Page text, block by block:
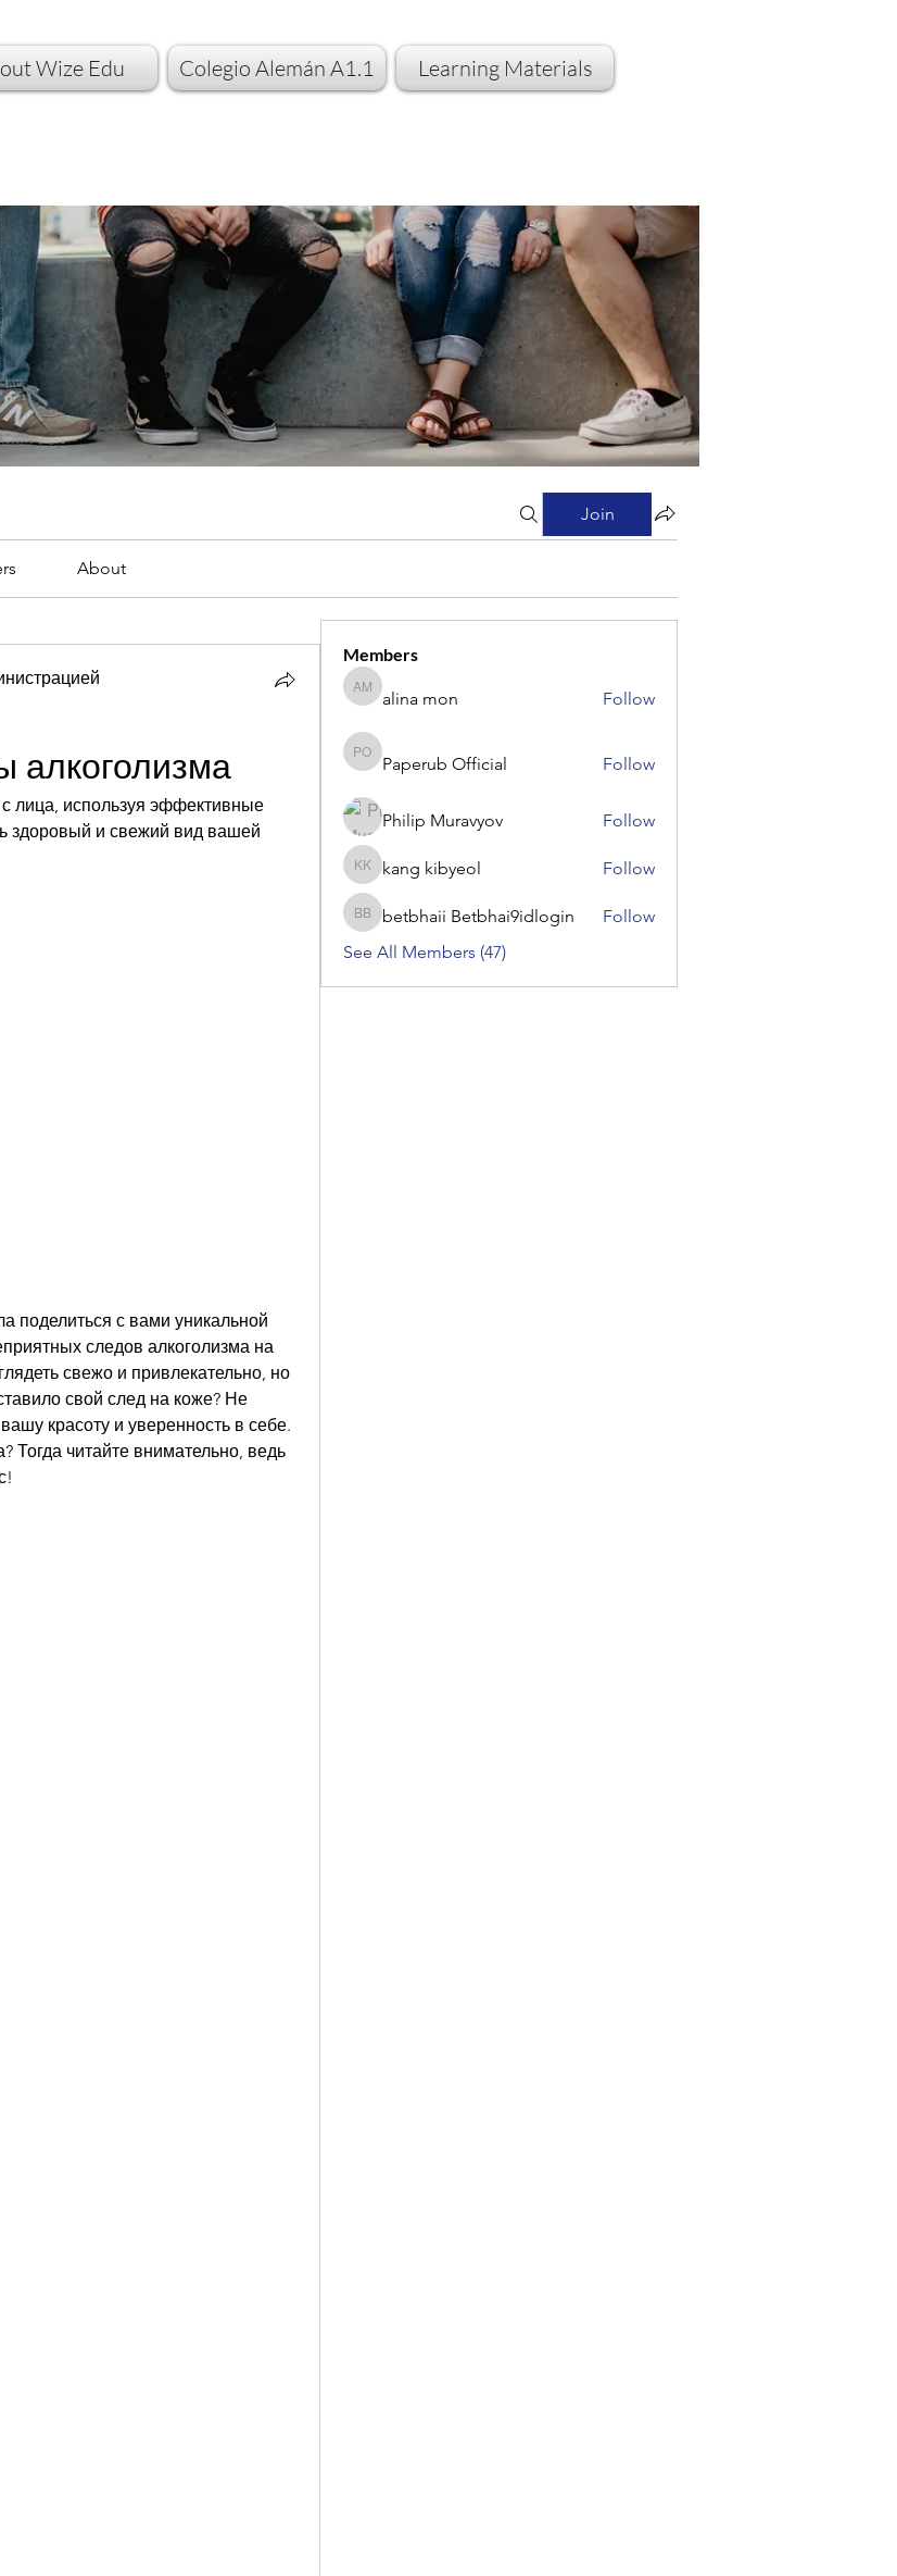
Wize Edu Colegio Alemán A1.1 Learning Materials
Join
About
алкоголизма
с лица, используя эффективные
здоровый и свежий вид вашей
поделиться с вами уникальной
следов алкоголизма на
свежо и привлекательно, но
свой след на коже? Не
красоту и уверенность в себе.
Тогда читайте внимательно, ведь
Members
alina mon
alina mon Follow
Paperub Official
Paperub Official Follow
Philip Muravyov Follow
kang kibyeol
kang kibyeol Follow
betbhaii Betbhai9idlogin
betbhaii Betbhai9idlogin
Follow
See All Members (47)